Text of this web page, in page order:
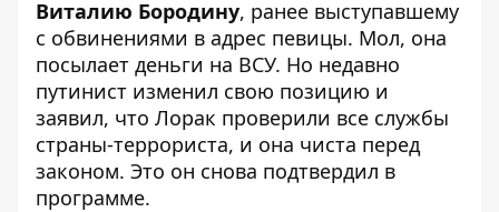
Виталию Бородину, ранее выступавшему
с обвинениями в адрес певицы. Мол, она
посылает деньги на ВСУ. Но недавно
путинист изменил свою позицию и
заявил, что Лорак проверили все службы
страны-террориста, и она чиста перед
законом. Это он снова подтвердил в
программе.